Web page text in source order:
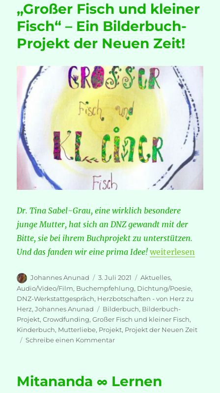
es
Zeit
ist
AUFZUWACHEN!
„Großer Fisch und kleiner
Fisch“ – Ein Bilderbuch-
Projekt der Neuen Zeit!
Dr. Tina Sabel-Grau, eine wirklich besondere
junge Mutter, hat sich an DNZ gewandt mit der
Bitte, sie bei ihrem Buchprojekt zu unterstützen.
Und das fanden wir eine prima Idee! „„Großer Fisch
weiterlesen
Autor
Johannes Anunad
Veröffentlicht
am
3. Juli 2021 Kategorien
Aktuelles,
Audio/Video/Film, Buchempfehlung, Dichtung/Poesie,
DNZ-Werkstattgespräch, Herzbotschaften - von Herz zu
Herz,Johannes Anunad Schlagwörter
Bilderbuch, Bilderbuch-
Projekt,Crowdfunding,Großer Fisch und kleiner Fisch,
Kinderbuch, Mutterliebe, Projekt, Projekt der Neuen Zeit
Schreibe einen Kommentarzu
kleiner
Mitananda ∞ Lernen